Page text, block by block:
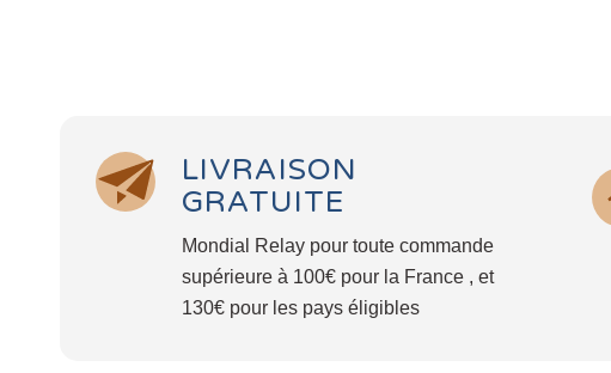
LIVRAISON
GRATUITE
Mondial Relay pour toute commande
supérieure à 100€ pour la France , et
130€ pour les pays éligibles